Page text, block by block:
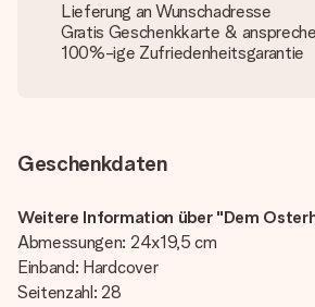
Lieferung an Wunschadresse
Gratis Geschenkkarte &
100%-ige Zufriedenheitsgarantie
Geschenkdaten
Weitere Information über "Dem
Abmessungen: 24x19,5 cm
Einband: Hardcover
Seitenzahl: 28